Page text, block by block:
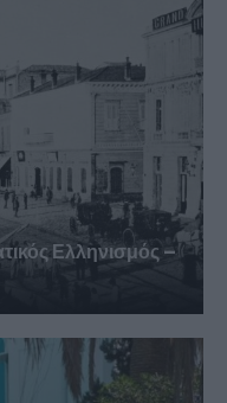
Ελληνισμός –